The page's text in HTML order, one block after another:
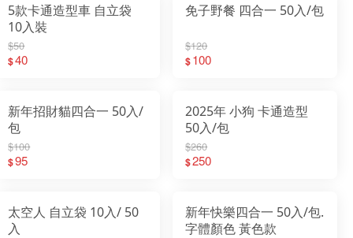
5款卡通造型車 自立袋
10入裝
$50
$40
免子野餐 四合一 50入/包
$120
$100
新年招財貓四合一 50入/
包
$100
$95
2025年 小狗 卡通造型
50入/包
$260
$250
太空人 自立袋 10入/ 50
入
新年快樂四合一 50入/包.
字體顏色 黃色款